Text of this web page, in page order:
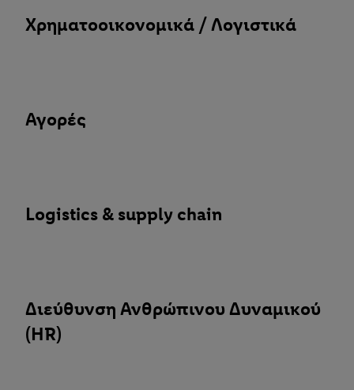
Χρηματοοικονομικά / Λογιστικά
Αγορές
Logistics & supply chain
Διεύθυνση Ανθρώπινου Δυναμικού
(HR)